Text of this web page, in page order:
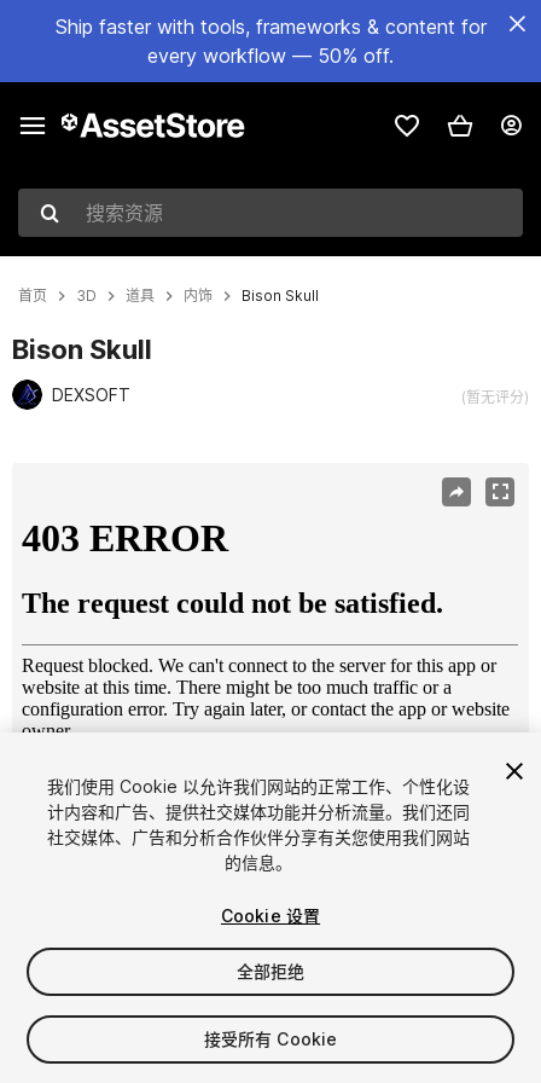
Ship faster with tools, frameworks & content for
every workflow — 50% off.
搜索资源
首页 3D 道具 内饰 Bison Skull
Bison Skull
DEXSOFT (暂无评分)
1/7
$4.99
增值税将在结算时计算
我们使用 Cookie 以允许我们网站的正常工作、个性化设
计内容和广告、提供社交媒体功能并分析流量。我们还同
社交媒体、广告和分析合作伙伴分享有关您使用我们网站
的信息。
Cookie 设置
全部拒绝
接受所有 Cookie